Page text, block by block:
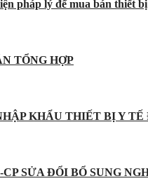
pháp lý để mua bán thiết
TỔNG HỢP
KHẨU THIẾT BỊ Y TẾ
SỬA ĐỔI BỔ SUNG